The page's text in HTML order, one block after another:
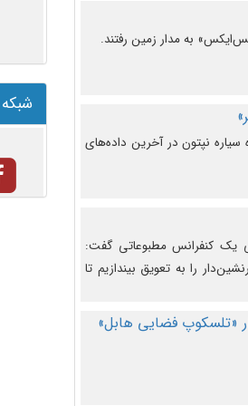
سیاره نپتون در آخرین داده‌های
یک کنفرانس مطبوعاتی گفت:
را به تعویق بیندازیم تا
«تلسکوپ فضایی هابل»